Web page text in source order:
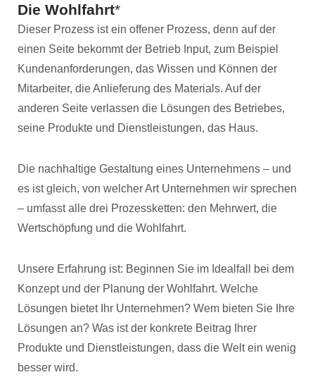
Die Wohlfahrt*
Dieser Prozess ist ein offener Prozess, denn auf der
einen Seite bekommt der Betrieb Input, zum Beispiel
Kundenanforderungen, das Wissen und Können der
Mitarbeiter, die Anlieferung des Materials. Auf der
anderen Seite verlassen die Lösungen des Betriebes,
seine Produkte und Dienstleistungen, das Haus.
Die nachhaltige Gestaltung eines Unternehmens – und
es ist gleich, von welcher Art Unternehmen wir sprechen
– umfasst alle drei Prozessketten: den Mehrwert, die
Wertschöpfung und die Wohlfahrt.
Unsere Erfahrung ist: Beginnen Sie im Idealfall bei dem
Konzept und der Planung der Wohlfahrt. Welche
Lösungen bietet Ihr Unternehmen? Wem bieten Sie Ihre
Lösungen an? Was ist der konkrete Beitrag Ihrer
Produkte und Dienstleistungen, dass die Welt ein wenig
besser wird.